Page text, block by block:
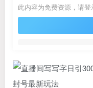
此内容为免费资源，请